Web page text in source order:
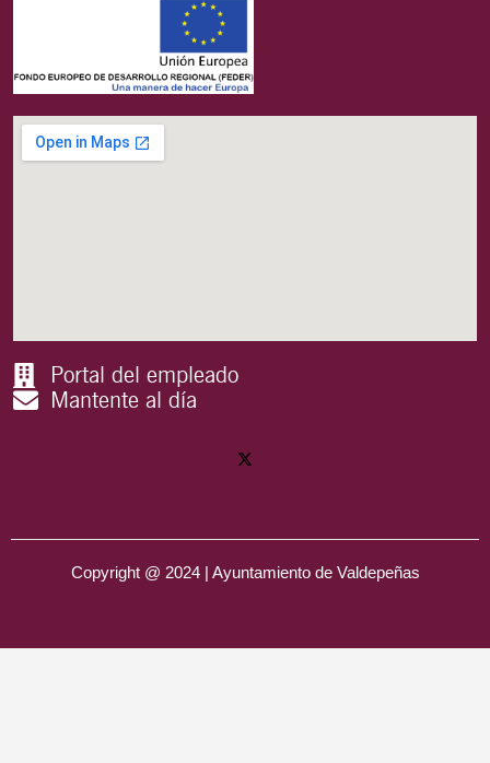
Portal del empleado
Mantente al día
Copyright @ 2024 | Ayuntamiento de Valdepeñas